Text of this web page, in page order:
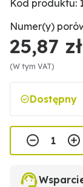
Kod produktu:
Numer(y)
25,87 zł
(W tym VAT)
Dostępny